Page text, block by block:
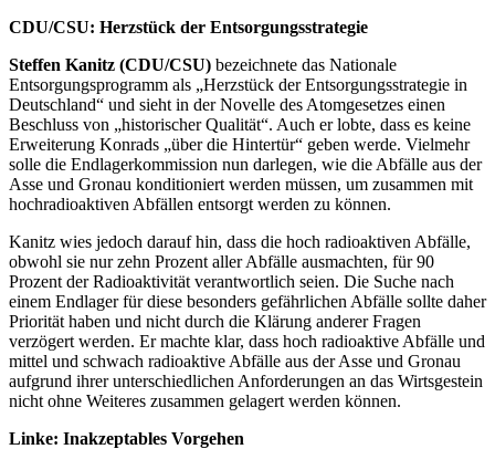
CDU/CSU: Herzstück der Entsorgungsstrategie
Steffen Kanitz (CDU/CSU) bezeichnete das Nationale
Entsorgungsprogramm als „Herzstück der Entsorgungsstrategie in
Deutschland“ und sieht in der Novelle des Atomgesetzes einen
Beschluss von „historischer Qualität“. Auch er lobte, dass es keine
Erweiterung Konrads „über die Hintertür“ geben werde. Vielmehr
solle die Endlagerkommission nun darlegen, wie die Abfälle aus der
Asse und Gronau konditioniert werden müssen, um zusammen mit
hochradioaktiven Abfällen entsorgt werden zu können.
Kanitz wies jedoch darauf hin, dass die hoch radioaktiven Abfälle,
obwohl sie nur zehn Prozent aller Abfälle ausmachten, für 90
Prozent der Radioaktivität verantwortlich seien. Die Suche nach
einem Endlager für diese besonders gefährlichen Abfälle sollte daher
Priorität haben und nicht durch die Klärung anderer Fragen
verzögert werden. Er machte klar, dass hoch radioaktive Abfälle und
mittel und schwach radioaktive Abfälle aus der Asse und Gronau
aufgrund ihrer unterschiedlichen Anforderungen an das Wirtsgestein
nicht ohne Weiteres zusammen gelagert werden können.
Linke: Inakzeptables Vorgehen